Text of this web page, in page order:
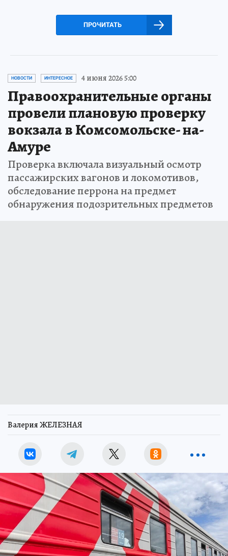
ПРОЧИТАТЬ
НОВОСТИ ИНТЕРЕСНОЕ 4 июня 2026 5:00
Правоохранительные органы
провели плановую проверку
вокзала в Комсомольске- на-
Амуре
Проверка включала визуальный осмотр
пассажирских вагонов и локомотивов,
обследование перрона на предмет
обнаружения подозрительных предметов
Валерия ЖЕЛЕЗНАЯ